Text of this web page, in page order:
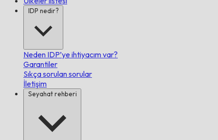
IDP nedir?
Neden IDP’ye ihtiyacım var?
Garantiler
Sıkça sorulan sorular
İletişim
Seyahat rehberi